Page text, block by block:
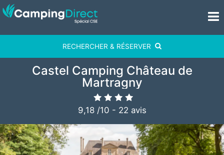
RECHERCHER & RÉSERVER
Castel Camping Château de
Martragny
9,18 /10 - 22 avis